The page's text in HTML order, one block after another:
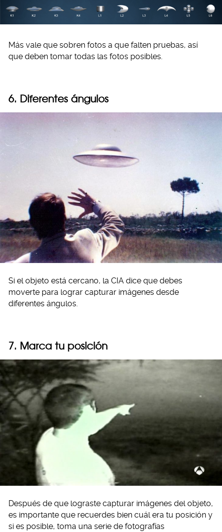
Más vale que sobren fotos a que falten pruebas, así
que deben tomar todas las fotos posibles.
6. Diferentes ángulos
Si el objeto está cercano, la CIA dice que debes
moverte para lograr capturar imágenes desde
diferentes ángulos.
7. Marca tu posición
Después de que lograste capturar imágenes del objeto,
es importante que recuerdes bien cuál era tu posición y
si es posible, toma una serie de fotografías